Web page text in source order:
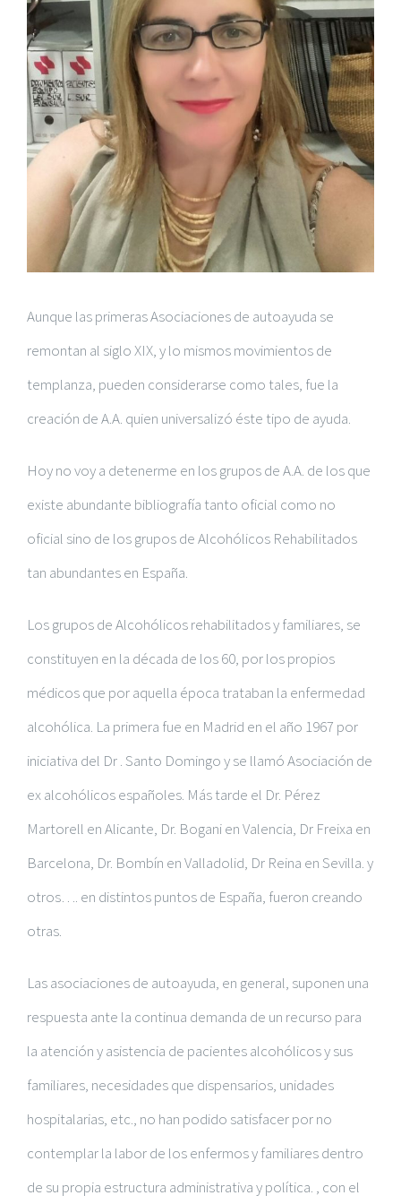
Aunque las primeras Asociaciones de autoayuda se
remontan al siglo XIX, y lo mismos movimientos de
templanza, pueden considerarse como tales, fue la
creación de A.A. quien universalizó éste tipo de ayuda.
Hoy no voy a detenerme en los grupos de A.A. de los que
existe abundante bibliografía tanto oficial como no
oficial sino de los grupos de Alcohólicos Rehabilitados
tan abundantes en España.
Los grupos de Alcohólicos rehabilitados y familiares, se
constituyen en la década de los 60, por los propios
médicos que por aquella época trataban la enfermedad
alcohólica. La primera fue en Madrid en el año 1967 por
iniciativa del Dr . Santo Domingo y se llamó Asociación de
ex alcohólicos españoles. Más tarde el Dr. Pérez
Martorell en Alicante, Dr. Bogani en Valencia, Dr Freixa en
Barcelona, Dr. Bombín en Valladolid, Dr Reina en Sevilla. y
otros…. en distintos puntos de España, fueron creando
otras.
Las asociaciones de autoayuda, en general, suponen una
respuesta ante la continua demanda de un recurso para
la atención y asistencia de pacientes alcohólicos y sus
familiares, necesidades que dispensarios, unidades
hospitalarias, etc., no han podido satisfacer por no
contemplar la labor de los enfermos y familiares dentro
de su propia estructura administrativa y política. , con el